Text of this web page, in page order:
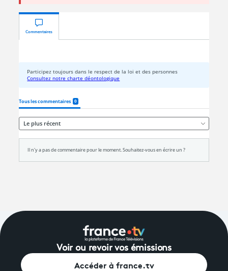
Voir ou revoir vos émissions
Accéder à france.tv